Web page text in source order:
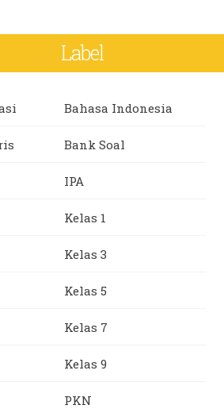
Label
Bahasa Indonesia
Bank Soal
IPA
Kelas 1
Kelas 3
Kelas 5
Kelas 7
Kelas 9
PKN